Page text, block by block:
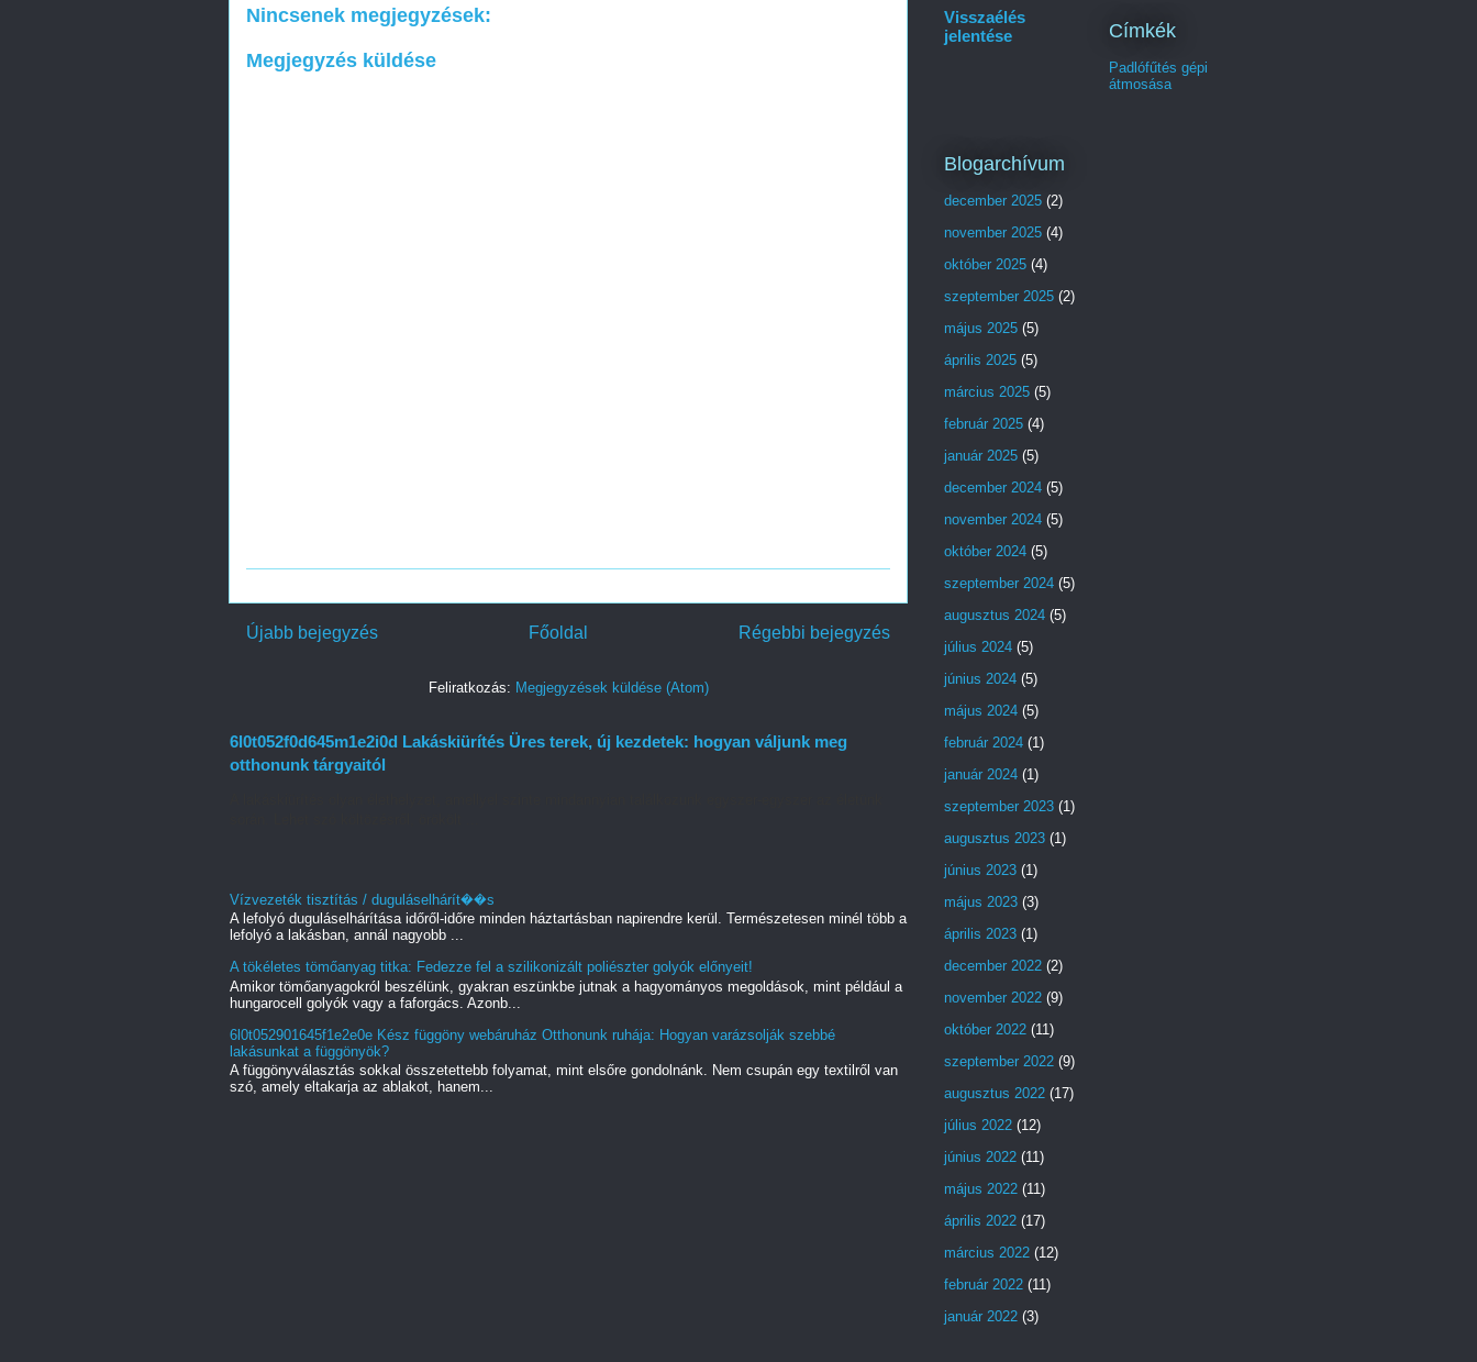
Nincsenek megjegyzések:
Megjegyzés küldése
Újabb bejegyzés Régebbi bejegyzés
Főoldal
Feliratkozás: Megjegyzések küldése (Atom)
6l0t052f0d645m1e2i0d Lakáskiürítés Üres terek, új kezdetek: hogyan váljunk meg
otthonunk tárgyaitól
Vízvezeték tisztítás / duguláselhárít��s
A lefolyó duguláselhárítása időről-időre minden háztartásban napirendre kerül. Természetesen minél több a
lefolyó a lakásban, annál nagyobb ...
A tökéletes tömőanyag titka: Fedezze fel a szilikonizált poliészter golyók előnyeit!
Amikor tömőanyagokról beszélünk, gyakran eszünkbe jutnak a hagyományos megoldások, mint például a
hungarocell golyók vagy a faforgács. Azonb...
6l0t052901645f1e2e0e Kész függöny webáruház Otthonunk ruhája: Hogyan varázsolják szebbé
lakásunkat a függönyök?
A függönyválasztás sokkal összetettebb folyamat, mint elsőre gondolnánk. Nem csupán egy textilről van
szó, amely eltakarja az ablakot, hanem...
Visszaélés
jelentése
Címkék
Padlófűtés gépi
átmosása
Blogarchívum
december 2025 (2)
november 2025 (4)
október 2025 (4)
szeptember 2025 (2)
május 2025 (5)
április 2025 (5)
március 2025 (5)
február 2025 (4)
január 2025 (5)
december 2024 (5)
november 2024 (5)
október 2024 (5)
szeptember 2024 (5)
augusztus 2024 (5)
július 2024 (5)
június 2024 (5)
május 2024 (5)
február 2024 (1)
január 2024 (1)
szeptember 2023 (1)
augusztus 2023 (1)
június 2023 (1)
május 2023 (3)
április 2023 (1)
december 2022 (2)
november 2022 (9)
október 2022 (11)
szeptember 2022 (9)
augusztus 2022 (17)
július 2022 (12)
június 2022 (11)
május 2022 (11)
április 2022 (17)
március 2022 (12)
február 2022 (11)
január 2022 (3)